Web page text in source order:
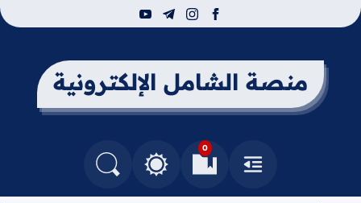
facebook
instagram
telegram
youtube
منصة الشامل الإلكترونية
القائمة
0
العلامات المرجعيةالتغيير بين الوضع النهاري والداكن
البحث في المدونة